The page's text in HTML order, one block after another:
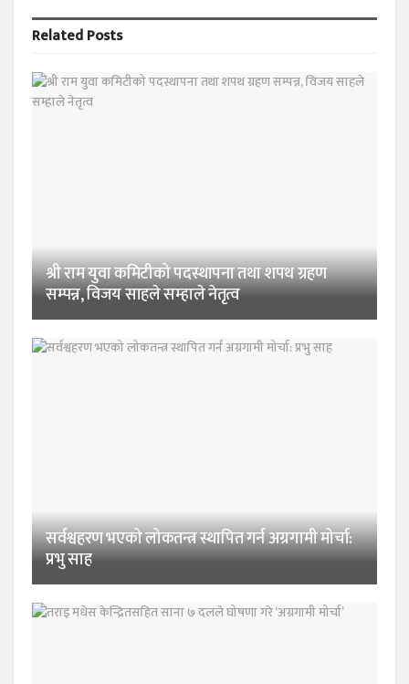
RelatedPosts
श्री राम युवा कमिटीको पदस्थापना तथा शपथ ग्रहण
सम्पन्न, विजय साहले सम्हाले नेतृत्व
सर्वश्वहरण भएको लोकतन्त्र स्थापित गर्न अग्रगामी मोर्चा:
प्रभु साह